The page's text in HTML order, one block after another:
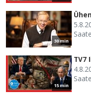
30 min
15 min
TV7